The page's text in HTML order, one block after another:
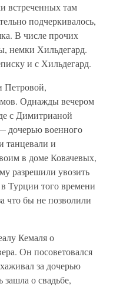
встреченных там
подчеркивалось,
В числе прочих
немки Хильдегард.
и с Хильдегард.
Петровой,
Однажды вечером
с Димитрианой
дочерью военного
танцевали и
в доме Ковачевых,
разрешили увозить
Турции того времени
что бы не позволили
Кемаля о
Он посоветовался
за дочерью
зашла о свадьбе,